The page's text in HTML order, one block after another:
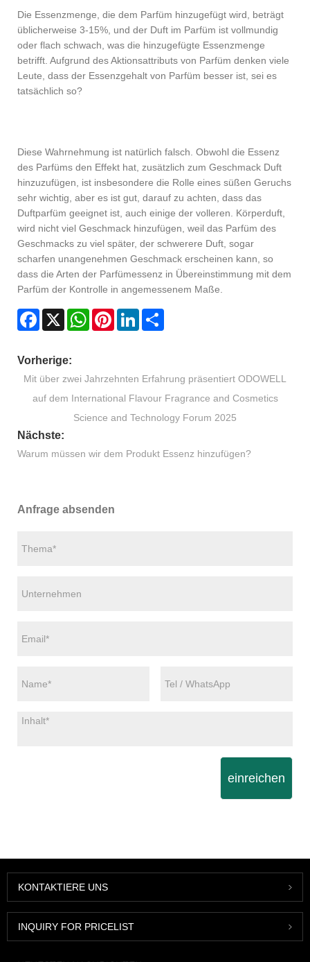
Die Essenzmenge, die dem Parfüm hinzugefügt wird, beträgt
üblicherweise 3-15%, und der Duft im Parfüm ist vollmundig
oder flach schwach, was die hinzugefügte Essenzmenge
betrifft. Aufgrund des Aktionsattributs von Parfüm denken viele
Leute, dass der Essenzgehalt von Parfüm besser ist, sei es
tatsächlich so?
Diese Wahrnehmung ist natürlich falsch. Obwohl die Essenz
des Parfüms den Effekt hat, zusätzlich zum Geschmack Duft
hinzuzufügen, ist insbesondere die Rolle eines süßen Geruchs
sehr wichtig, aber es ist gut, darauf zu achten, dass das
Duftparfüm geeignet ist, auch einige der volleren. Körperduft,
wird nicht viel Geschmack hinzufügen, weil das Parfüm des
Geschmacks zu viel später, der schwerere Duft, sogar
scharfen unangenehmen Geschmack erscheinen kann, so
dass die Arten der Parfümessenz in Übereinstimmung mit dem
Parfüm der Kontrolle in angemessenem Maße.
Facebook
X WhatsAppPinterestLinkedIn
Vorherige:
Mit über zwei Jahrzehnten Erfahrung präsentiert ODOWELL
auf dem International Flavour Fragrance and Cosmetics
Science and Technology Forum 2025
Nächste:
Warum müssen wir dem Produkt Essenz hinzufügen?
Anfrage absenden
einreichen
KONTAKTIERE UNS
INQUIRY FOR PRICELIST